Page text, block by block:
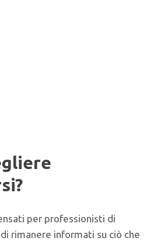
per professionisti di
rimanere informati su ciò che